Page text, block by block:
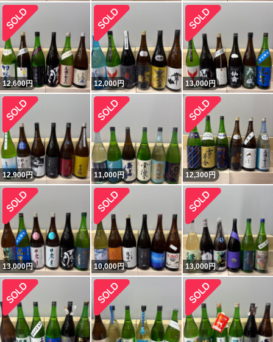
12,600円 12,000円 13,000円
12,900円 11,000円 12,300円
13,000円 10,000円 13,000円